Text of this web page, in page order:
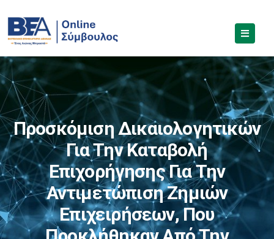
Προσκόμιση Δικαιολογητικών
Για Την Καταβολή
Επιχορήγησης Για Την
Αντιμετώπιση Ζημιών
Επιχειρήσεων, Που